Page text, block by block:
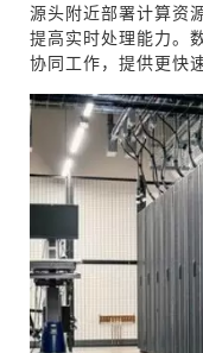
源头附近部署计算资
提高实时处理能力。
协同工作，提供更快